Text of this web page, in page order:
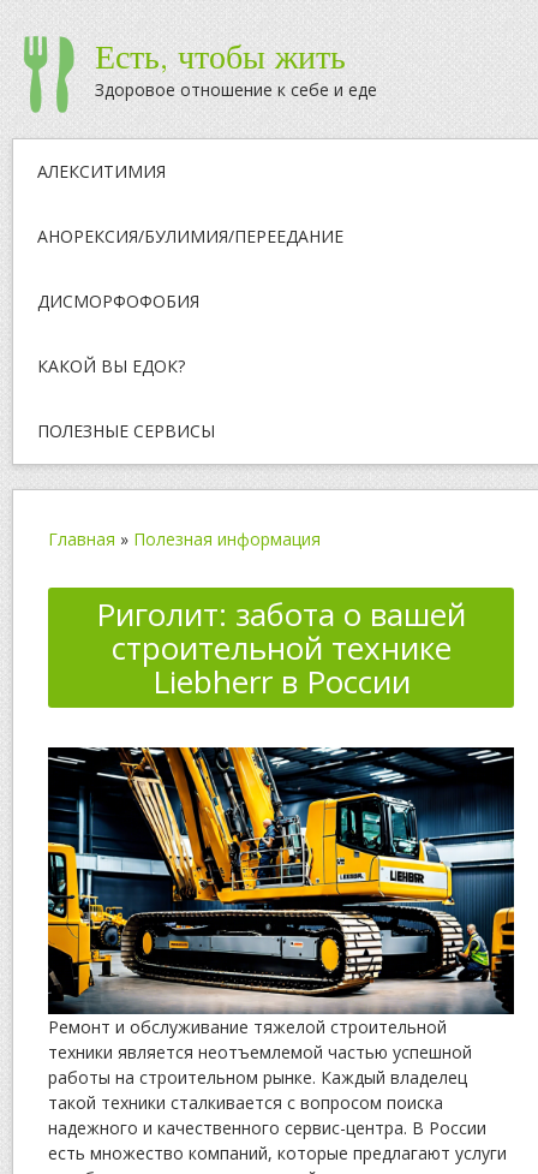
Есть, чтобы жить
Здоровое отношение к себе и еде
АЛЕКСИТИМИЯ
АНОРЕКСИЯ/БУЛИМИЯ/ПЕРЕЕДАНИЕ
ДИСМОРФОФОБИЯ
КАКОЙ ВЫ ЕДОК?
ПОЛЕЗНЫЕ СЕРВИСЫ
Главная » Полезная информация
Риголит: забота о вашей
строительной технике
Liebherr в России
Ремонт и обслуживание тяжелой строительной
техники является неотъемлемой частью успешной
работы на строительном рынке. Каждый владелец
такой техники сталкивается с вопросом поиска
надежного и качественного сервис-центра. В России
есть множество компаний, которые предлагают услуги